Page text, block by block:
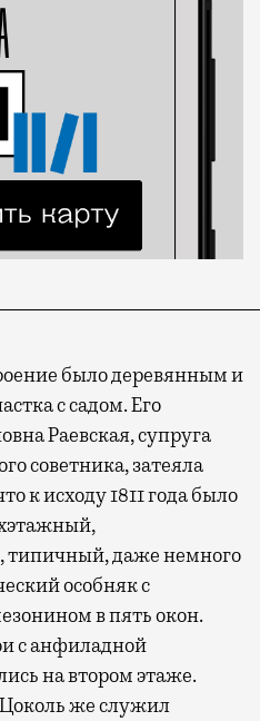
было деревянным и
с садом. Его
Раевская, супруга
советника, затеяла
к исходу 1811 года было
типичный, даже немного
особняк с
в пять окон.
с анфиладной
на втором этаже.
же служил